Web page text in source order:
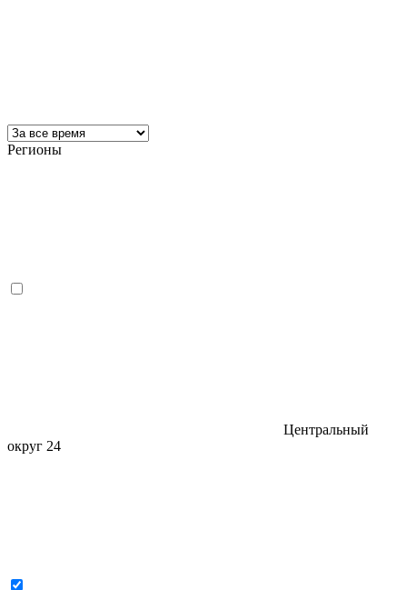
Регионы
Центральный
округ 24